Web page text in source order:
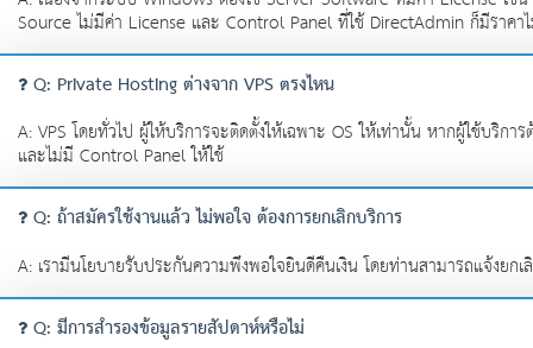
Source ไม่มีค่า License และ Control Panel ที่ใช้ DirectAdmin ก็มีราคา
Q: Private Hosting ต่างจาก VPS ตรงไหน
A: VPS โดยทั่วไป ผู้ให้บริการจะติดตั้งให้เฉพาะ OS ให้เท่านั้น หากผู้ใช้บริก
และไม่มี Control Panel ให้ใช้
Q: ถ้าสมัครใช้งานแล้ว ไม่พอใจ ต้องการยกเลิกบริการ
A: เรามีนโยบายรับประกันความพึงพอใจยินดีคืนเงิน โดยท่านสามารถแจ้งยก
Q: มีการสำรองข้อมูลรายสัปดาห์หรือไม่